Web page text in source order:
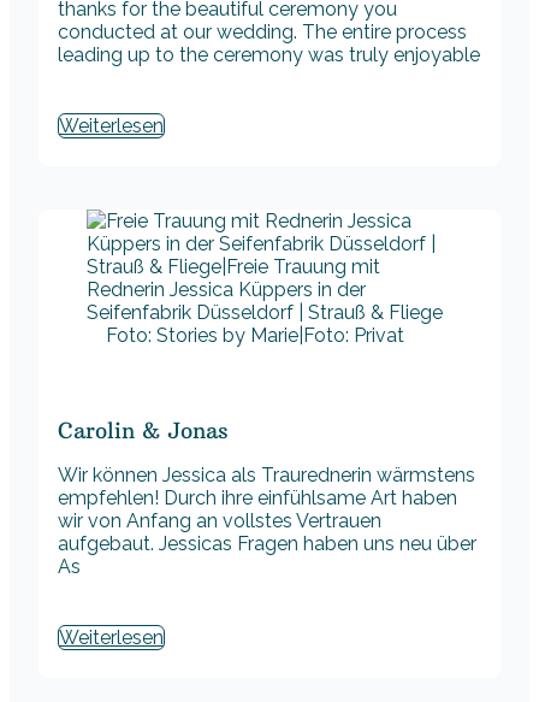
thanks for the beautiful ceremony you
conducted at our wedding. The entire process
leading up to the ceremony was truly enjoyable
Weiterlesen
Foto: Stories by Marie|Foto: Privat
Carolin & Jonas
Wir können Jessica als Traurednerin wärmstens
empfehlen! Durch ihre einfühlsame Art haben
wir von Anfang an vollstes Vertrauen
aufgebaut. Jessicas Fragen haben uns neu über
As
Weiterlesen